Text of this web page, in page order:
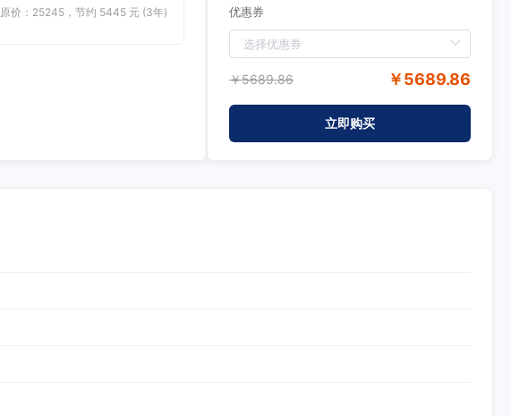
原价：25245，节约 5445 元 (3年) 优惠券
￥5689.86 ￥5689.86
立即购买